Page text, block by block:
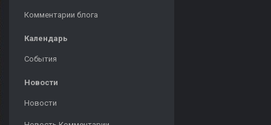
Комментарии блога
Календарь
События
Новости
Новости